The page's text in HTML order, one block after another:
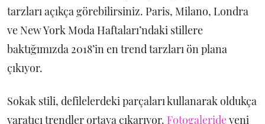
tarzları açıkça görebilirsiniz. Paris, Milano, Londra
ve New York Moda Haftaları’ndaki stillere
baktığımızda 2018’in en trend tarzları ön plana
çıkıyor.
Sokak stili, defilelerdeki parçaları kullanarak oldukça
yaratıcı trendler ortaya çıkarıyor. Fotogalerideyeni